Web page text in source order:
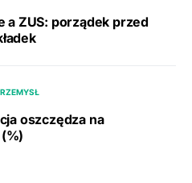
a ZUS: porządek przed
oszczędza na